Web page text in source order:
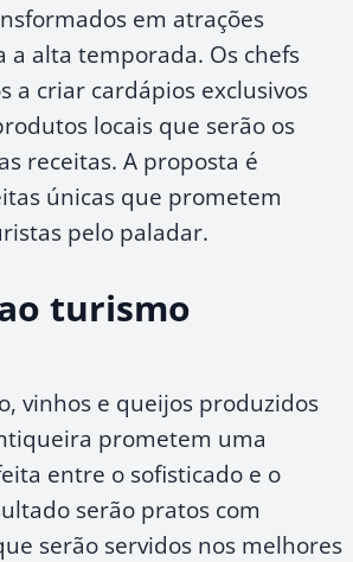
em atrações
a alta temporada. Os chefs
a criar cardápios exclusivos
locais que serão os
receitas. A proposta é
únicas que prometem
pelo paladar.
turismo
vinhos e queijos produzidos
prometem uma
entre o sofisticado e o
serão pratos com
serão servidos nos melhores